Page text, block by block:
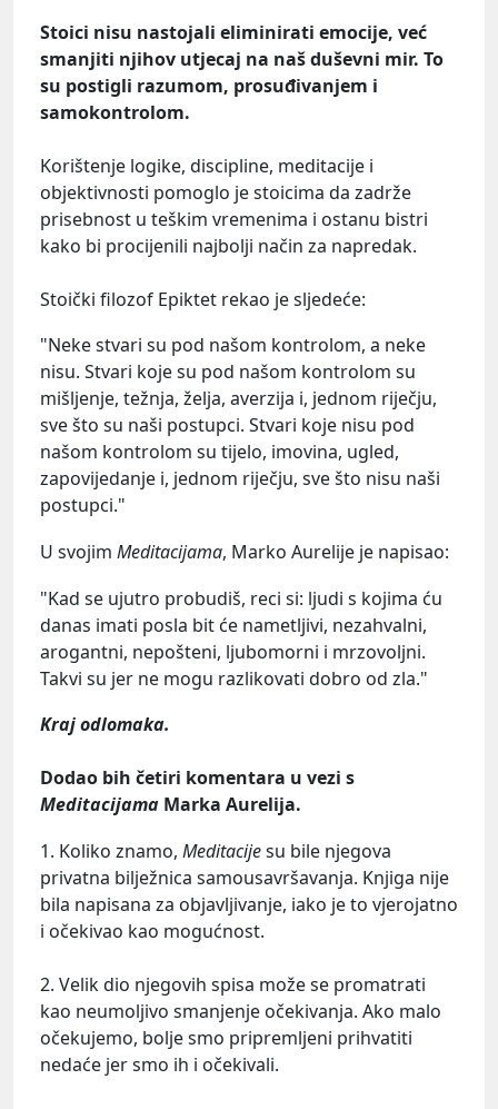
Stoici nisu nastojali eliminirati emocije, već
smanjiti njihov utjecaj na naš duševni mir. To
su postigli razumom, prosuđivanjem i
samokontrolom.
Korištenje logike, discipline, meditacije i
objektivnosti pomoglo je stoicima da zadrže
prisebnost u teškim vremenima i ostanu bistri
kako bi procijenili najbolji način za napredak.
Stoički filozof Epiktet rekao je sljedeće:
"Neke stvari su pod našom kontrolom, a neke
nisu. Stvari koje su pod našom kontrolom su
mišljenje, težnja, želja, averzija i, jednom riječju,
sve što su naši postupci. Stvari koje nisu pod
našom kontrolom su tijelo, imovina, ugled,
zapovijedanje i, jednom riječju, sve što nisu naši
postupci."
U svojim Meditacijama, Marko Aurelije je napisao:
"Kad se ujutro probudiš, reci si: ljudi s kojima ću
danas imati posla bit će nametljivi, nezahvalni,
arogantni, nepošteni, ljubomorni i mrzovoljni.
Takvi su jer ne mogu razlikovati dobro od zla."
Kraj odlomaka.
Dodao bih četiri komentara u vezi s
Meditacijama Marka Aurelija.
1. Koliko znamo, Meditacijesu bile njegova
privatna bilježnica samousavršavanja. Knjiga nije
bila napisana za objavljivanje, iako je to vjerojatno
i očekivao kao mogućnost.
2. Velik dio njegovih spisa može se promatrati
kao neumoljivo smanjenje očekivanja. Ako malo
očekujemo, bolje smo pripremljeni prihvatiti
nedaće jer smo ih i očekivali.